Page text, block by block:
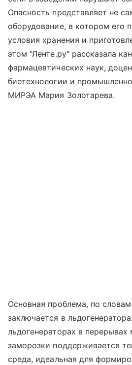
Опасность представляет не
оборудование, в котором его
условия хранения и
этом "Ленте.ру" рассказала
фармацевтических наук,
биотехнологии и
МИРЭА Мария Золотарева.
Основная проблема, по
заключается в
льдогенераторах в
заморозки поддерживается
среда, идеальная для